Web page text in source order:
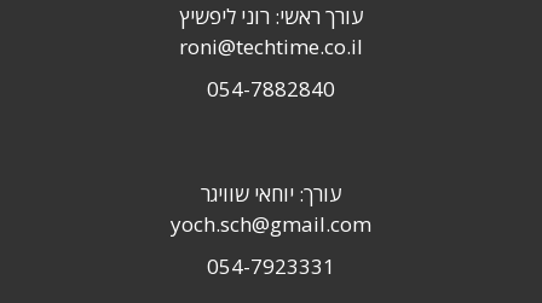
עורך ראשי: רוני ליפשיץ
roni@techtime.co.il
054-7882840
עורך: יוחאי שוויגר
yoch.sch@gmail.com
054-7923331